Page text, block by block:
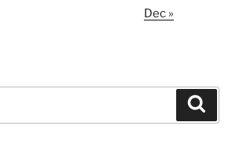
Dec »